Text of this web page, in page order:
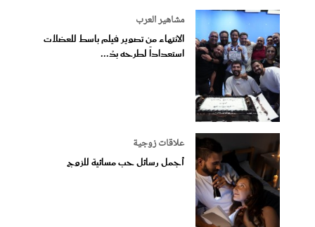
مشاهير العرب
الانتهاء من تصوير فيلم باسط للعضلات
استعداداً لطرحه بدُ...
علاقات زوجية
أجمل رسائل حب مسائية للزوج